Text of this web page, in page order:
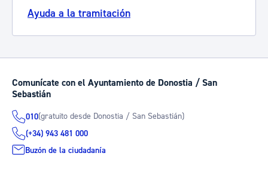
Ayuda a la tramitación
Comunícate con el Ayuntamiento de Donostia / San
Sebastián
010(gratuito desde Donostia / San Sebastián)
(+34) 943 481 000
Buzón de la ciudadanía